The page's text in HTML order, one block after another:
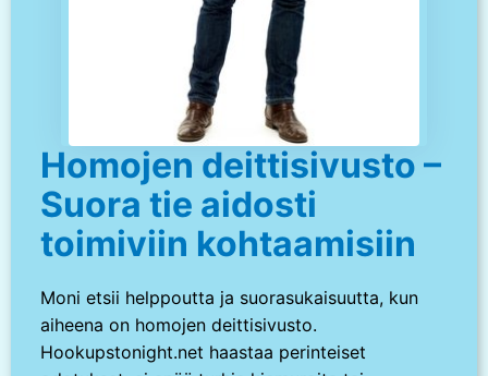
Homojen deittisivusto –
Suora tie aidosti
toimiviin kohtaamisiin
Moni etsii helppoutta ja suorasukaisuutta, kun
aiheena on homojen deittisivusto.
Hookupstonight.net haastaa perinteiset